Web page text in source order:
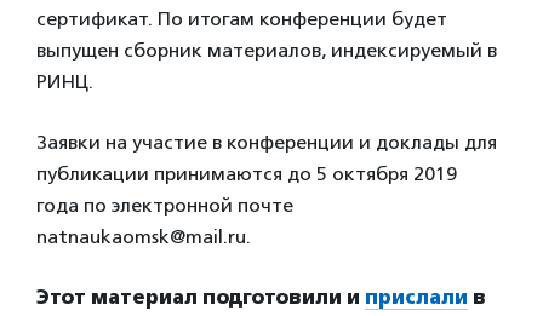
сертификат. По итогам конференции будет
выпущен сборник материалов, индексируемый в
РИНЦ.
Заявки на участие в конференции и доклады для
публикации принимаются до 5 октября 2019
года по электронной почте
natnaukaomsk@mail.ru.
Этот материал подготовили и прислали в